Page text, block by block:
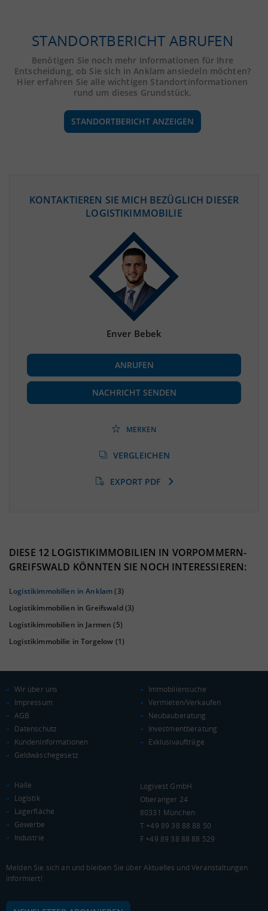
STANDORTBERICHT ABRUFEN
Benötigen Sie noch mehr Informationen für Ihre
Entscheidung, ob Sie sich in Anklam ansiedeln möchten?
Hier erfahren Sie alle wichtigen Standortinformationen
rund um dieses Grundstück.
STANDORTBERICHT ANZEIGEN
(STAND: 12/2019)
(Landkreis / Kreisfreie Stadt)
BESCHÄFTIGUNG
Beschäftigte
(Landkreis / Kreisfreie Stadt)
85.228
(Landkreis / Kreisfreie Stadt)
(Stand: 01/2020)
KAUFKRAFT
Euro pro Kopf
(Landkreis / Kreisfreie Stadt)
Kaufkraftindex
(Landkreis / Kreisfreie Stadt)
0 € 20.000 € 40.000 €
Landkreis / Kreisfreie Stadt
Bundesland
Deutschland
WIRTSCHAFTSKRAFT(STAND: 2018)
KONTAKTIEREN SIE MICH BEZÜGLICH DIESER
LOGISTIKIMMOBILIE
Enver Bebek
ANRUFEN
NACHRICHT SENDEN
MERKEN
VERGLEICHEN
EXPORT PDF
DIESE 12 LOGISTIKIMMOBILIEN IN VORPOMMERN-
GREIFSWALD KÖNNTEN SIE NOCH INTERESSIEREN:
Logistikimmobilien in Anklam(3)
Logistikimmobilien in Greifswald(3)
Logistikimmobilien in Jarmen (5)
Logistikimmobilie in Torgelow (1)
Wir über uns
Impressum
AGB
Datenschutz
KundenInformationen
Geldwäschegesetz
Immobiliensuche
Vermieten/Verkaufen
Neubauberatung
Investmentberatung
Exklusivaufträge
Halle
Logistik
Lagerfläche
Gewerbe
Industrie
Logivest GmbH
Oberanger 24
80331 München
T +49 89 38 88 88 50
F +49 89 38 88 88 529
Melden Sie sich an und bleiben Sie über Aktuelles und Veranstaltungen
informiert!